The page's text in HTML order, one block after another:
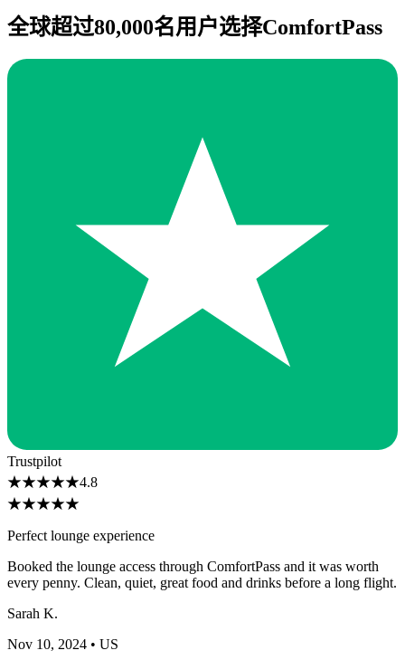
全球超过80,000名用户选择ComfortPass
Trustpilot
★★★★★4.8
★★★★★
Perfect lounge experience
Booked the lounge access through ComfortPass and it was worth
every penny. Clean, quiet, great food and drinks before a long flight.
Sarah K.
Nov 10, 2024 • US